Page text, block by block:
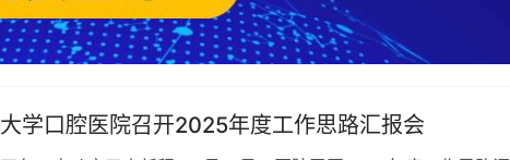
学口腔医院召开2025年度工作思路汇报会